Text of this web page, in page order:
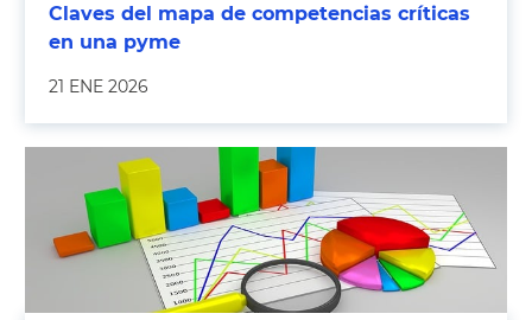
Claves del mapa de competencias críticas
en una pyme
21 ENE 2026